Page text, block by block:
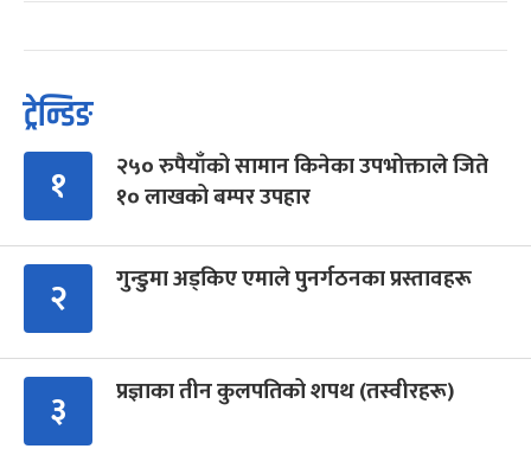
ट्रेन्डिङ
१
२५० रुपैयाँको सामान किनेका उपभोक्ताले जिते
१० लाखको बम्पर उपहार
२ गुन्डुमा अड्किए एमाले पुनर्गठनका प्रस्तावहरू
३ प्रज्ञाका तीन कुलपतिको शपथ (तस्वीरहरू)